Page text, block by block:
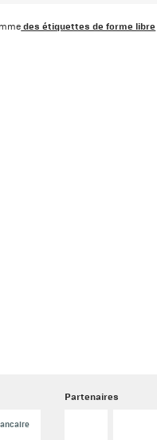
des étiquettes de forme libre
Partenaires